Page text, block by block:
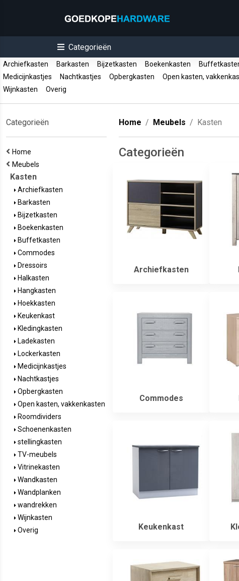
Categorieën
Archiefkasten Barkasten Bijzetkasten Boekenkasten
Medicijnkastjes
Nachtkastjes Opbergkasten Open kasten,
Wijnkasten
Overig
Categorieën
Home
Meubels
Kasten
Archiefkasten
Barkasten
Bijzetkasten
Boekenkasten
Buffetkasten
Commodes
Dressoirs
Halkasten
Hangkasten
Hoekkasten
Keukenkast
Kledingkasten
Ladekasten
Lockerkasten
Medicijnkastjes
Nachtkastjes
Opbergkasten
Open kasten, vakkenkasten
Roomdividers
Schoenenkasten
stellingkasten
TV-meubels
Vitrinekasten
Wandkasten
Wandplanken
wandrekken
Wijnkasten
Overig
Home Meubels Kasten
Categorieën
Archiefkasten
Commodes
Keukenkast